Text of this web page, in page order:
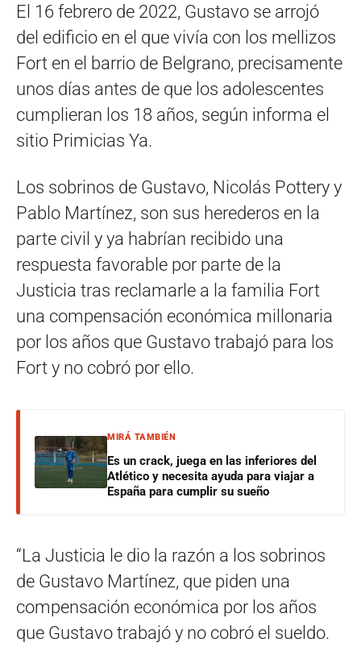
El 16 febrero de 2022, Gustavo se arrojó
del edificio en el que vivía con los mellizos
Fort en el barrio de Belgrano, precisamente
unos días antes de que los adolescentes
cumplieran los 18 años, según informa el
sitio Primicias Ya.
Los sobrinos de Gustavo, Nicolás Pottery y
Pablo Martínez, son sus herederos en la
parte civil y ya habrían recibido una
respuesta favorable por parte de la
Justicia tras reclamarle a la familia Fort
una compensación económica millonaria
por los años que Gustavo trabajó para los
Fort y no cobró por ello.
MIRÁ TAMBIÉN
Es un crack, juega en las inferiores del
Atlético y necesita ayuda para viajar a
España para cumplir su sueño
“La Justicia le dio la razón a los sobrinos
de Gustavo Martínez, que piden una
compensación económica por los años
que Gustavo trabajó y no cobró el sueldo.